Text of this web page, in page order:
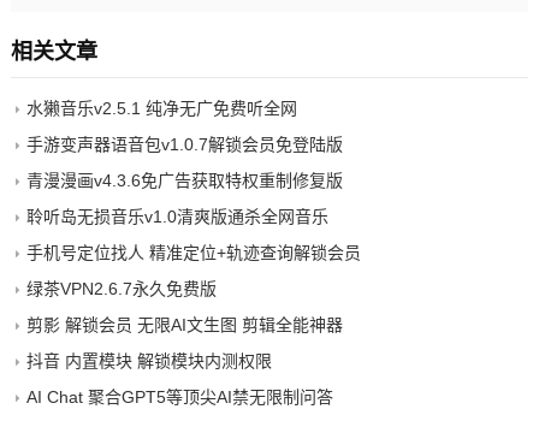
相关文章
水獭音乐v2.5.1 纯净无广免费听全网
手游变声器语音包v1.0.7解锁会员免登陆版
青漫漫画v4.3.6免广告获取特权重制修复版
聆听岛无损音乐v1.0清爽版通杀全网音乐
手机号定位找人 精准定位+轨迹查询解锁会员
绿茶VPN2.6.7永久免费版
剪影 解锁会员 无限AI文生图 剪辑全能神器
抖音 内置模块 解锁模块内测权限
AI Chat 聚合GPT5等顶尖AI禁无限制问答